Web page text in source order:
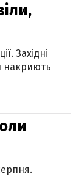
Західні
накриють